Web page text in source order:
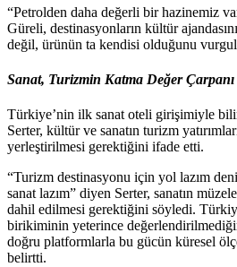
“Petrolden daha değerli bir hazinemiz
Güreli, destinasyonların kültür
değil, ürünün ta kendisi olduğunu
Sanat, Turizmin Katma Değer Çarpanı
Türkiye’nin ilk sanat oteli girişimiyle
Serter, kültür ve sanatın turizm
yerleştirilmesi gerektiğini ifade etti.
“Turizm destinasyonu için yol lazım
sanat lazım” diyen Serter, sanatın
dahil edilmesi gerektiğini söyledi.
birikiminin yeterince
doğru platformlarla bu gücün küresel
belirtti.